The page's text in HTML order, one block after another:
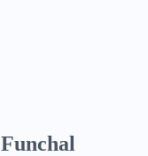
Funchal